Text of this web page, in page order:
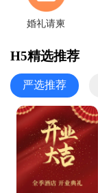
婚礼请柬
H5精选推荐
严选推荐